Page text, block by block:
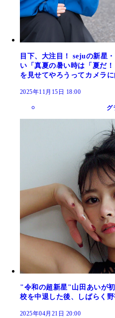
目下、大注目！ sejuの新星
い「真夏の暑い時は「夏だ
を見せてやろうってカメラに
2025年11月15日 18:00
グ
"令和の超新星"山田あいが
校を中退した後、しばらく
2025年04月21日 20:00